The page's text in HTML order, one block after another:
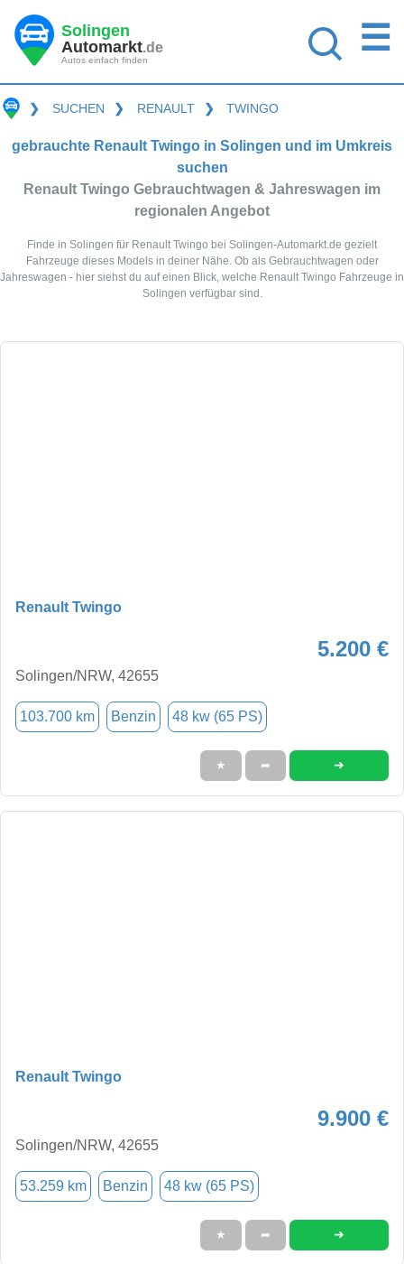
Solingen
Automarkt.de
Autos einfach finden
☰
❯ SUCHEN ❯ RENAULT ❯ TWINGO
gebrauchte Renault Twingo in Solingen und im Umkreis
suchen
Renault Twingo Gebrauchtwagen & Jahreswagen im
regionalen Angebot
Finde in Solingen für Renault Twingo bei Solingen-Automarkt.de gezielt
Fahrzeuge dieses Models in deiner Nähe. Ob als Gebrauchtwagen oder
Jahreswagen - hier siehst du auf einen Blick, welche Renault Twingo Fahrzeuge in
Solingen verfügbar sind.
Renault Twingo
5.200 €
Solingen/NRW, 42655
103.700 km Benzin 48 kw (65 PS)
★ ➦ ➜
Renault Twingo
9.900 €
Solingen/NRW, 42655
53.259 km Benzin 48 kw (65 PS)
★ ➦ ➜